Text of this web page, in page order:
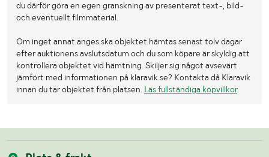
du därför göra en egen granskning av presenterat text-, bild-
och eventuellt filmmaterial.
Om inget annat anges ska objektet hämtas senast tolv dagar
efter auktionens avslutsdatum och du som köpare är skyldig att
kontrollera objektet vid hämtning. Skiljer sig något avsevärt
jämfört med informationen på klaravik.se? Kontakta då Klaravik
innan du tar objektet från platsen. Läs fullständiga köpvillkor.